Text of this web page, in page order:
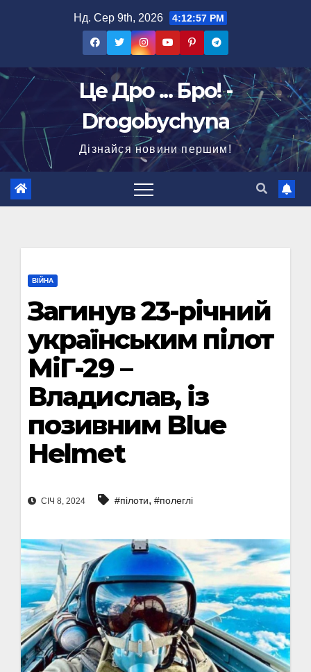
Нд. Сер 9th, 2026 4:12:58 PM
Це Дро ... Бро! -
Drogobychyna
Дізнайся новини першим!
ВІЙНА
Загинув 23-річний
українським пілот
МіГ-29 –
Владислав, із
позивним Blue
Helmet
СІЧ 8, 2024 #пілоти, #полеглі